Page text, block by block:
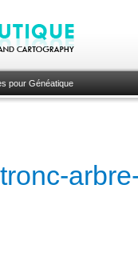
pour Généatique